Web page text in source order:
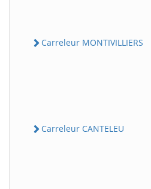
Carreleur MONTIVILLIERS
Carreleur CANTELEU